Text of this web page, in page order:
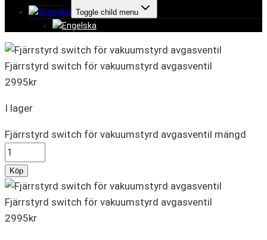
Toggle child menu
Fjärrstyrd switch för vakuumstyrd avgasventil
2995kr
I lager
Fjärrstyrd switch för vakuumstyrd avgasventil mängd
Köp
Fjärrstyrd switch för vakuumstyrd avgasventil
2995kr